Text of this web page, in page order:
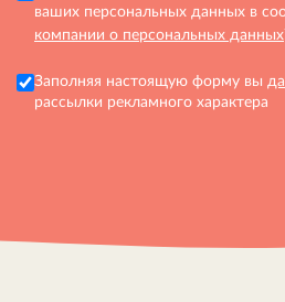
ваших персональных данных в
компании о персональных данных
Заполняя настоящую форму вы
рассылки рекламного характера